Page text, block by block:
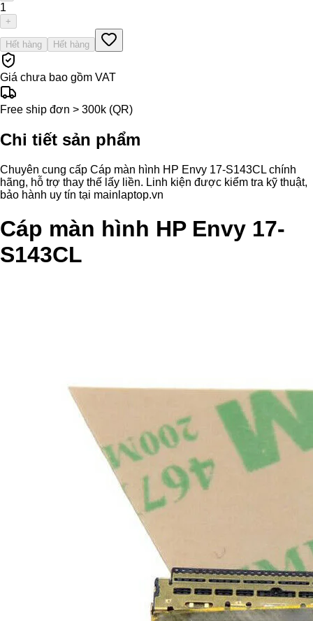
1
+
Hết hàng Hết hàng
Giá chưa bao gồm VAT
Free ship đơn > 300k (QR)
Chi tiết sản phẩm
Chuyên cung cấp Cáp màn hình HP Envy 17-S143CL chính
hãng, hỗ trợ thay thế lấy liền. Linh kiện được kiểm tra kỹ thuật,
bảo hành uy tín tại mainlaptop.vn
Cáp màn hình HP Envy 17-
S143CL